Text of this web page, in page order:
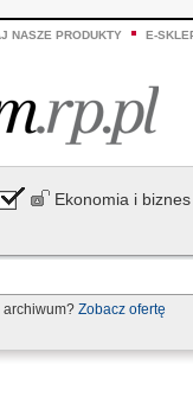
NASZE PRODUKTY E-
Ekonomia i biznes
archiwum? Zobacz ofertę